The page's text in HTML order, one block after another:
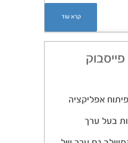
קרא עוד
אפליקציה
בעל ערך